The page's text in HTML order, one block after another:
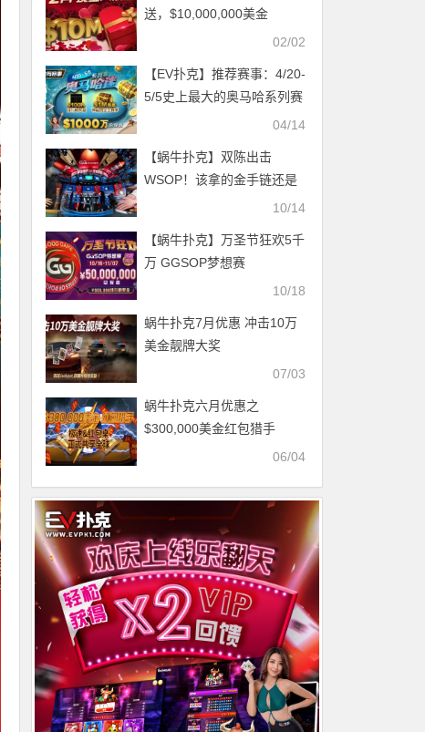
送，$10,000,000美金
02/02
【EV扑克】推荐赛事：4/20-
5/5史上最大的奥马哈系列赛
04/14
【蜗牛扑克】双陈出击
WSOP！该拿的金手链还是
不能少 小孩子才做选择 线上
10/14
【蜗牛扑克】万圣节狂欢5千
万 GGSOP梦想赛
10/18
蜗牛扑克7月优惠 冲击10万
美金靓牌大奖
07/03
蜗牛扑克六月优惠之
$300,000美金红包猎手
06/04